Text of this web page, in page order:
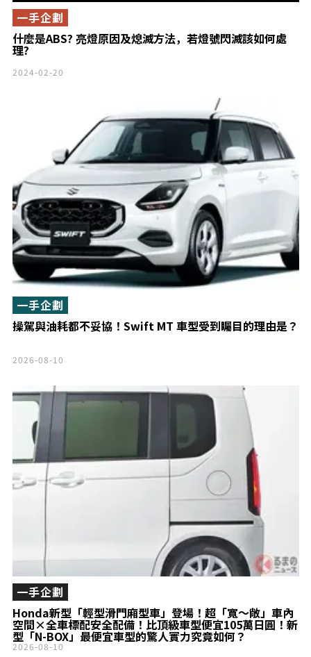
什麼是ABS? 亮燈原因及熄滅方法，若燈號閃滅該如何處
理?
一手企劃
2024-02-20
操駕與油耗都不妥協！Swift MT 車型受到矚目的理由是？
一手企劃
2026-08-10
Honda新型「輕型滑門廂型車」登場！超「寬～敞」車內
空間×全車標配安全配備！比頂級車型便宜105萬日圓！新
型「N-BOX」最便宜車型的驚人實力究竟如何？
一手企劃
2026-08-10